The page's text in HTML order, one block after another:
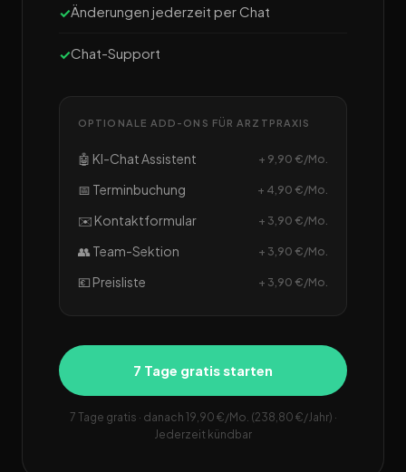
Änderungen jederzeit per Chat
Chat-Support
OPTIONALE ADD-ONS FÜR ARZTPRAXIS
🤖 KI-Chat Assistent + 9,90 €/Mo.
📅 Terminbuchung + 4,90 €/Mo.
✉️ Kontaktformular + 3,90 €/Mo.
👥 Team-Sektion + 3,90 €/Mo.
💶 Preisliste + 3,90 €/Mo.
7 Tage gratis starten
7 Tage gratis · danach 19,90 €/Mo. (238,80 €/Jahr) ·
Jederzeit kündbar